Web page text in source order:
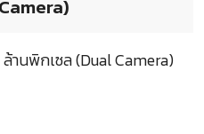
านพิกเซล (Dual Camera)